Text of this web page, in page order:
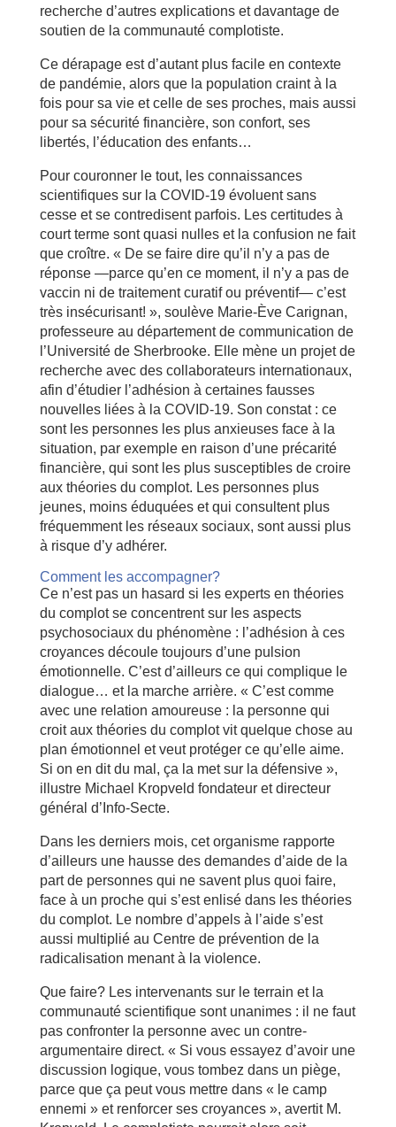
recherche d’autres explications et davantage de
soutien de la communauté complotiste.
Ce dérapage est d’autant plus facile en contexte
de pandémie, alors que la population craint à la
fois pour sa vie et celle de ses proches, mais aussi
pour sa sécurité financière, son confort, ses
libertés, l’éducation des enfants…
Pour couronner le tout, les connaissances
scientifiques sur la COVID-19 évoluent sans
cesse et se contredisent parfois. Les certitudes à
court terme sont quasi nulles et la confusion ne fait
que croître. « De se faire dire qu’il n’y a pas de
réponse —parce qu’en ce moment, il n’y a pas de
vaccin ni de traitement curatif ou préventif— c’est
très insécurisant! », soulève Marie-Ève Carignan,
professeure au département de communication de
l’Université de Sherbrooke. Elle mène un projet de
recherche avec des collaborateurs internationaux,
afin d’étudier l’adhésion à certaines fausses
nouvelles liées à la COVID-19. Son constat : ce
sont les personnes les plus anxieuses face à la
situation, par exemple en raison d’une précarité
financière, qui sont les plus susceptibles de croire
aux théories du complot. Les personnes plus
jeunes, moins éduquées et qui consultent plus
fréquemment les réseaux sociaux, sont aussi plus
à risque d’y adhérer.
Comment les accompagner?
Ce n’est pas un hasard si les experts en théories
du complot se concentrent sur les aspects
psychosociaux du phénomène : l’adhésion à ces
croyances découle toujours d’une pulsion
émotionnelle. C’est d’ailleurs ce qui complique le
dialogue… et la marche arrière. « C’est comme
avec une relation amoureuse : la personne qui
croit aux théories du complot vit quelque chose au
plan émotionnel et veut protéger ce qu’elle aime.
Si on en dit du mal, ça la met sur la défensive »,
illustre Michael Kropveld fondateur et directeur
général d’Info-Secte.
Dans les derniers mois, cet organisme rapporte
d’ailleurs une hausse des demandes d’aide de la
part de personnes qui ne savent plus quoi faire,
face à un proche qui s’est enlisé dans les théories
du complot. Le nombre d’appels à l’aide s’est
aussi multiplié au Centre de prévention de la
radicalisation menant à la violence.
Que faire? Les intervenants sur le terrain et la
communauté scientifique sont unanimes : il ne faut
pas confronter la personne avec un contre-
argumentaire direct. « Si vous essayez d’avoir une
discussion logique, vous tombez dans un piège,
parce que ça peut vous mettre dans « le camp
ennemi » et renforcer ses croyances », avertit M.